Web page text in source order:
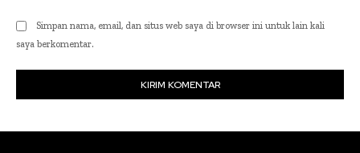
Simpan nama, email, dan situs web saya di browser ini untuk lain kali
saya berkomentar.